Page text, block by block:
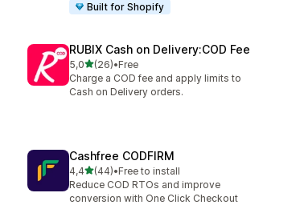
Built for Shopify
RUBIX Cash on Delivery:COD Fee
5,0de 5 estrelas
(26)
26 total de avaliações
•Free
Charge a COD fee and apply limits to
Cash on Delivery orders.
Cashfree CODFIRM
4,4de 5 estrelas
(44)
44 total de avaliações
•Free to install
Reduce COD RTOs and improve
conversion with One Click Checkout